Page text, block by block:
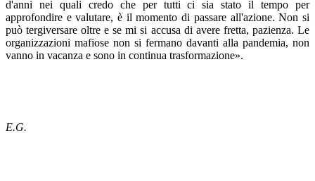
d'anni nei quali credo che per tutti ci sia stato il tempo per
approfondire e valutare, è il momento di passare all'azione. Non si
può tergiversare oltre e se mi si accusa di avere fretta, pazienza. Le
organizzazioni mafiose non si fermano davanti alla pandemia, non
vanno in vacanza e sono in continua trasformazione».
E.G.